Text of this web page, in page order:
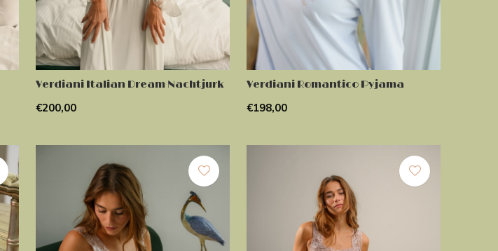
Verdiani Italian Dream Nachtjurk
€200,00
Verdiani Romantico Pyjama
€198,00